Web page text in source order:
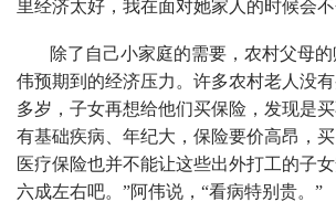
里经济太好，我在面对她家人的时候会
除了自己小家庭的需要，农村父母
伟预期到的经济压力。许多农村老人没
多岁，子女再想给他们买保险，发现是
有基础疾病、年纪大，保险要价高昂，
医疗保险也并不能让这些出外打工的子
六成左右吧。”阿伟说，“看病特别贵。”